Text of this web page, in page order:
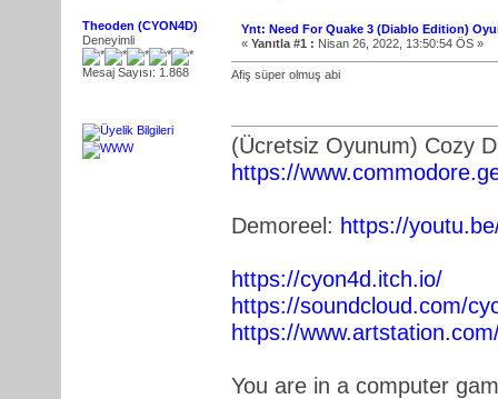
Theoden (CYON4D)
Deneyimli
Mesaj Sayısı: 1.868
Ynt: Need For Quake 3 (Diablo Edition)
« Yanıtla #1 : Nisan 26, 2022, 13:50:54 ÖS »
Afiş süper olmuş abi
(Ücretsiz Oyunum) Cozy
https://
Demoreel: https://
https://cyon4d.itch.io/
https://soundcloud.com/
https://
You are in a computer